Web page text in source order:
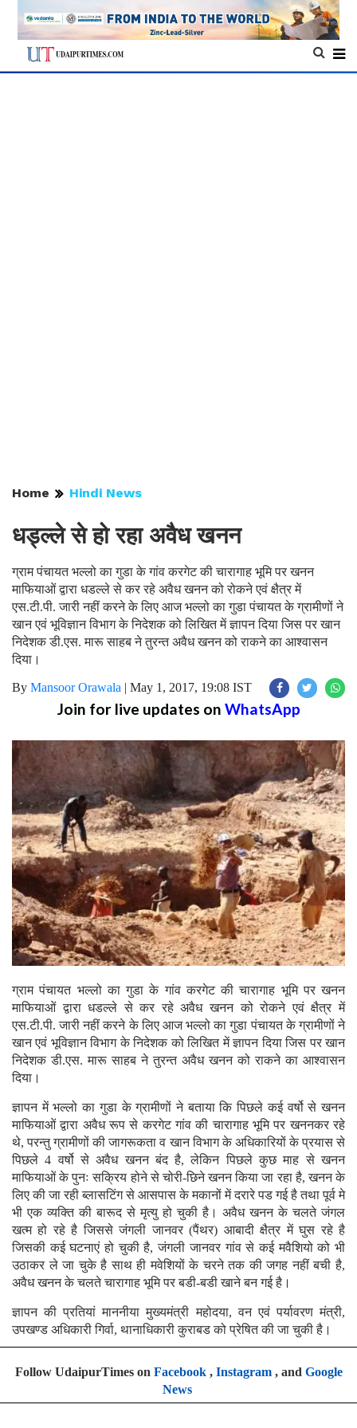
Home Hindi News
धड्ल्ले से हो रहा अवैध खनन
ग्राम पंचायत भल्लो का गुडा के गांव करगेट की चारागाह भूमि पर खनन
माफियाओं द्वारा धडल्ले से कर रहे अवैध खनन को रोकने एवं क्षैत्र में
एस.टी.पी. जारी नहीं करने के लिए आज भल्लो का गुडा पंचायत के ग्रामीणों ने
खान एवं भूविज्ञान विभाग के निदेशक को लिखित में ज्ञापन दिया जिस पर खान
निदेशक डी.एस. मारू साहब ने तुरन्त अवैध खनन को राकने का आश्वासन
दिया।
By Mansoor Orawala | May 1, 2017, 19:08 IST
Join for live updates on WhatsApp
ग्राम पंचायत भल्लो का गुडा के गांव करगेट की चारागाह भूमि पर खनन
माफियाओं द्वारा धडल्ले से कर रहे अवैध खनन को रोकने एवं क्षैत्र में
एस.टी.पी. जारी नहीं करने के लिए आज भल्लो का गुडा पंचायत के ग्रामीणों ने
खान एवं भूविज्ञान विभाग के निदेशक को लिखित में ज्ञापन दिया जिस पर खान
निदेशक डी.एस. मारू साहब ने तुरन्त अवैध खनन को राकने का आश्वासन
दिया।
ज्ञापन में भल्लो का गुडा के ग्रामीणों ने बताया कि पिछले कई वर्षो से खनन
माफियाओं द्वारा अवैध रूप से करगेट गांव की चारागाह भूमि पर खननकर रहे
थे, परन्तु ग्रामीणों की जागरूकता व खान विभाग के अधिकारियों के प्रयास से
पिछले 4 वर्षो से अवैध खनन बंद है, लेकिन पिछले कुछ माह से खनन
माफियाओं के पुनः सक्रिय होने से चोरी-छिने खनन किया जा रहा है, खनन के
लिए की जा रही ब्लासटिंग से आसपास के मकानों में दरारे पड गई है तथा पूर्व मे
भी एक व्यक्ति की बारूद से मृत्यु हो चुकी है। अवैध खनन के चलते जंगल
खत्म हो रहे है जिससे जंगली जानवर (पैंथर) आबादी क्षैत्र में घुस रहे है
जिसकी कई घटनाएं हो चुकी है, जंगली जानवर गांव से कई मवैशियो को भी
उठाकर ले जा चुके है साथ ही मवेशियों के चरने तक की जगह नहीं बची है,
अवैध खनन के चलते चारागाह भूमि पर बडी-बडी खाने बन गई है।
ज्ञापन की प्रतियां माननीया मुख्यमंत्री महोदया, वन एवं पर्यावरण मंत्री,
उपखण्ड अधिकारी गिर्वा, थानाधिकारी कुराबड को प्रेषित की जा चुकी है।
Follow UdaipurTimes on Facebook, Instagram, and Google
News